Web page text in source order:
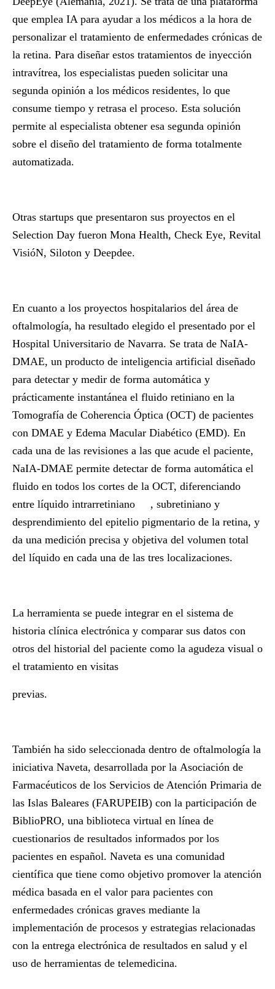
que emplea IA para ayudar a los médicos a la hora de
personalizar el tratamiento de enfermedades crónicas de
la retina. Para diseñar estos tratamientos de inyección
intravítrea, los especialistas pueden solicitar una
segunda opinión a los médicos residentes, lo que
consume tiempo y retrasa el proceso. Esta solución
permite al especialista obtener esa segunda opinión
sobre el diseño del tratamiento de forma totalmente
automatizada.
Otras startups que presentaron sus proyectos en el
Selection Day fueron Mona Health, Check Eye, Revital
VisióN, Siloton y Deepdee.
En cuanto a los proyectos hospitalarios del área de
oftalmología, ha resultado elegido el presentado por el
Hospital Universitario de Navarra. Se trata de NaIA-
DMAE, un producto de inteligencia artificial diseñado
para detectar y medir de forma automática y
prácticamente instantánea el fluido retiniano en la
Tomografía de Coherencia Óptica (OCT) de pacientes
con DMAE y Edema Macular Diabético (EMD). En
cada una de las revisiones a las que acude el paciente,
NaIA-DMAE permite detectar de forma automática el
fluido en todos los cortes de la OCT, diferenciando
entre líquido intrarretiniano
, subretiniano y
desprendimiento del epitelio pigmentario de la retina, y
da una medición precisa y objetiva del volumen total
del líquido en cada una de las tres localizaciones.
La herramienta se puede integrar en el sistema de
historia clínica electrónica y comparar sus datos con
otros del historial del paciente como la agudeza visual o
el tratamiento en visitas
previas.
También ha sido seleccionada dentro de oftalmología la
iniciativa Naveta, desarrollada por la Asociación de
Farmacéuticos de los Servicios de Atención Primaria de
las Islas Baleares (FARUPEIB) con la participación de
BiblioPRO, una biblioteca virtual en línea de
cuestionarios de resultados informados por los
pacientes en español. Naveta es una comunidad
científica que tiene como objetivo promover la atención
médica basada en el valor para pacientes con
enfermedades crónicas graves mediante la
implementación de procesos y estrategias relacionadas
con la entrega electrónica de resultados en salud y el
uso de herramientas de telemedicina.